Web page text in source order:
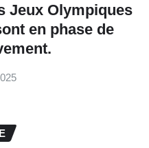
Jeux Olympiques
en phase de